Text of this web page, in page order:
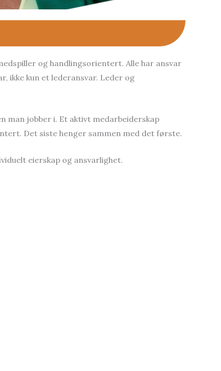
og handlingsorientert. Alle har ansvar
ikke kun et lederansvar. Leder og
man jobber i. Et aktivt medarbeiderskap
Det siste henger sammen med det første.
eierskap og ansvarlighet.